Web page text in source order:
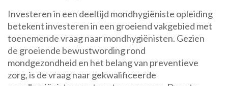
Investeren in een deeltijd mondhygiëniste opleiding
betekent investeren in een groeiend vakgebied met
toenemende vraag naar mondhygiënisten. Gezien
de groeiende bewustwording rond
mondgezondheid en het belang van preventieve
zorg, is de vraag naar gekwalificeerde